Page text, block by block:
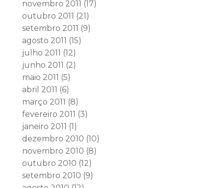
novembro 2011 (17)
outubro 2011 (21)
setembro 2011 (9)
agosto 2011 (15)
julho 2011 (12)
junho 2011 (2)
maio 2011 (5)
abril 2011 (6)
março 2011 (8)
fevereiro 2011 (3)
janeiro 2011 (1)
dezembro 2010 (10)
novembro 2010 (8)
outubro 2010 (12)
setembro 2010 (9)